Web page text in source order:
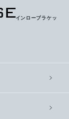
インローブラケッ